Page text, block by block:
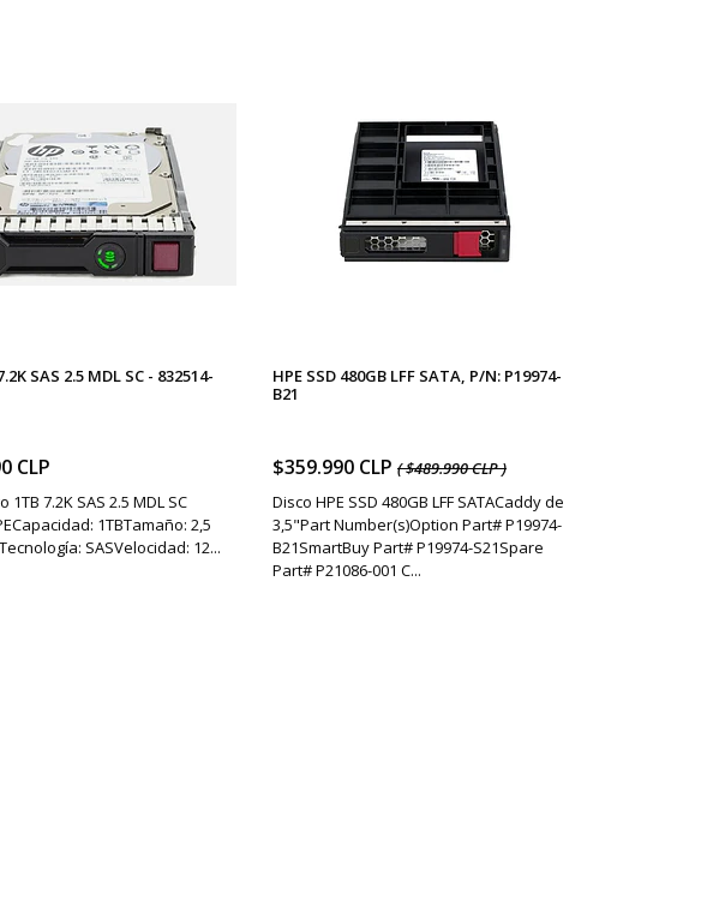
SAS 2.5 MDL SC - 832514-
CLP
1TB 7.2K SAS 2.5 MDL SC
1TBTamaño: 2,5
SASVelocidad: 12...
HPE SSD 480GB LFF SATA, P/N: P19974-
B21
$359.990 CLP ( $489.990 CLP )
Disco HPE SSD 480GB LFF SATACaddy de
3,5"Part Number(s)Option Part# P19974-
B21SmartBuy Part# P19974-S21Spare
Part# P21086-001 C...